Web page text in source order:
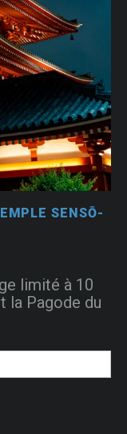
SENSŌ-
limité à 10
la Pagode du